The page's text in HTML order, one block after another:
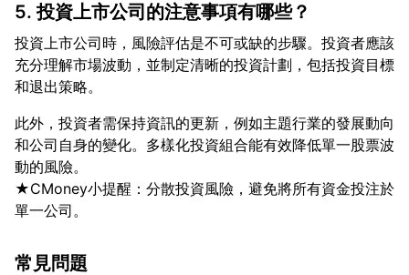
5. 投資上市公司的注意事項有哪些？
投資上市公司時，風險評估是不可或缺的步驟。投資者應該
充分理解市場波動，並制定清晰的投資計劃，包括投資目標
此外，投資者需保持資訊的更新，例如主題行業的發展動向
和公司自身的變化。多樣化投資組合能有效降低單一股票波
動的風險。
★CMoney小提醒：分散投資風險，避免將所有資金投注於
常見問題